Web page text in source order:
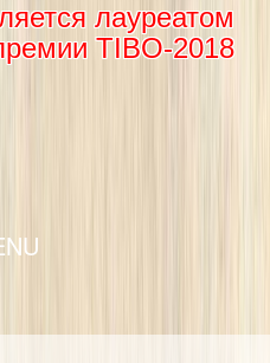
лауреатом
TIBO-2018